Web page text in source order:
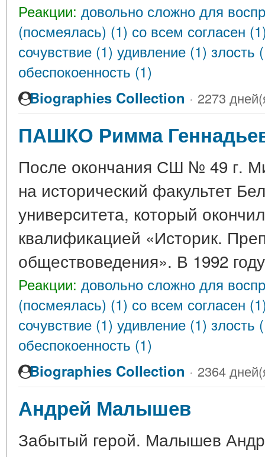
Реакции: довольно сложно для
(посмеялась) (1) со всем согласен
сочувствие (1) удивление (1) злость
обеспокоенность (1)
Biographies Collection · 2273
ПАШКО Римма
После окончания СШ № 49 г.
на исторический факультет
университета, который
квалификацией «Историк.
обществоведения». В 1992
Реакции: довольно сложно для
(посмеялась) (1) со всем согласен
сочувствие (1) удивление (1) злость
обеспокоенность (1)
Biographies Collection · 2364
Андрей Малышев
Забытый герой. Малышев